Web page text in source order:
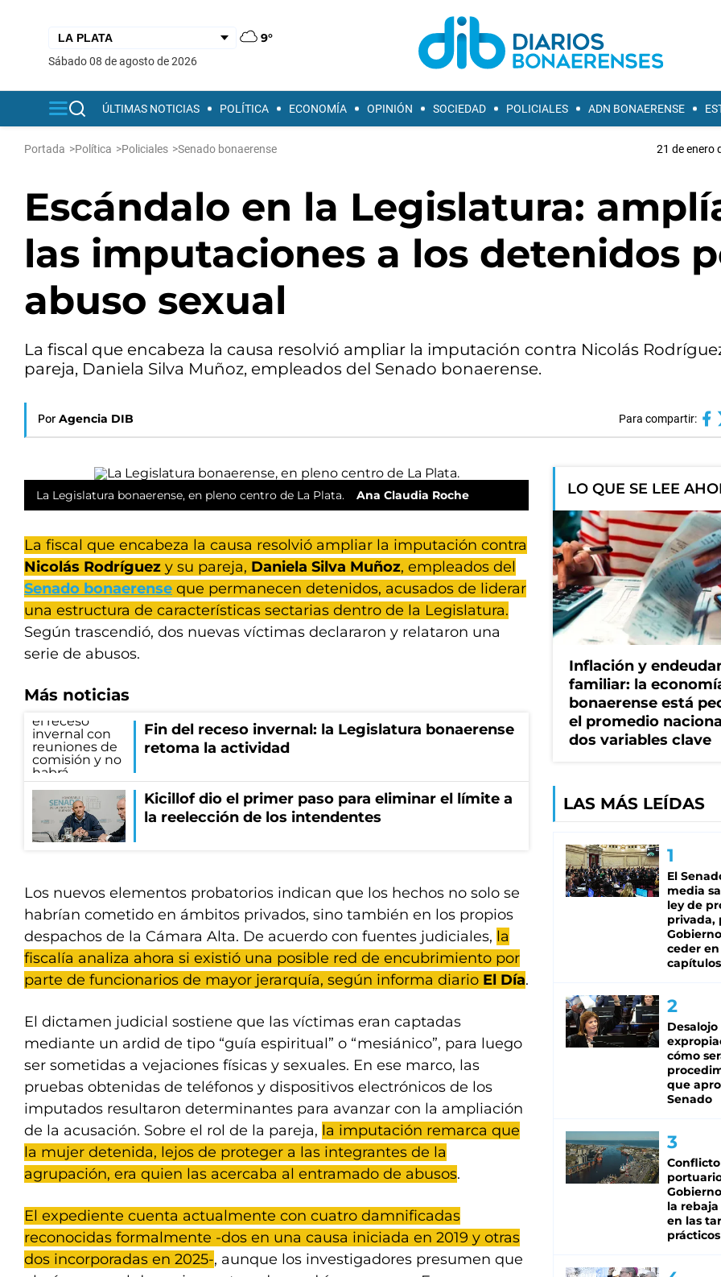
9°
sábado 08 de agosto de 2026
ÚLTIMAS NOTICIAS POLÍTICA ECONOMÍA OPINIÓN SOCIEDAD POLICIALES ADN BONAERENSE
Portada >Política >Policiales >Senado bonaerense 21 de enero
Escándalo en la Legislatura:
las imputaciones a los detenidos
abuso sexual
La fiscal que encabeza la causa resolvió ampliar la imputación contra Nicolás
pareja, Daniela Silva Muñoz, empleados del Senado bonaerense.
Por Agencia DIB Para compartir:
La Legislatura bonaerense, en pleno centro de La Plata. Ana Claudia Roche
La fiscal que encabeza la causa resolvió ampliar la imputación contra
Nicolás Rodríguez y su pareja, Daniela Silva Muñoz, empleados del
Senado bonaerense que permanecen detenidos, acusados de liderar
una estructura de características sectarias dentro de la Legislatura.
Según trascendió, dos nuevas víctimas declararon y relataron una
serie de abusos.
Más noticias
Fin del receso invernal: la Legislatura bonaerense
retoma la actividad
Kicillof dio el primer paso para eliminar el límite a
la reelección de los intendentes
Los nuevos elementos probatorios indican que los hechos no solo se
habrían cometido en ámbitos privados, sino también en los propios
despachos de la Cámara Alta. De acuerdo con fuentes judiciales, la
fiscalía analiza ahora si existió una posible red de encubrimiento por
parte de funcionarios de mayor jerarquía, según informa diario El Día.
El dictamen judicial sostiene que las víctimas eran captadas
mediante un ardid de tipo “guía espiritual” o “mesiánico”, para luego
ser sometidas a vejaciones físicas y sexuales. En ese marco, las
pruebas obtenidas de teléfonos y dispositivos electrónicos de los
imputados resultaron determinantes para avanzar con la ampliación
de la acusación. Sobre el rol de la pareja, la imputación remarca que
la mujer detenida, lejos de proteger a las integrantes de la
agrupación, era quien las acercaba al entramado de abusos.
El expediente cuenta actualmente con cuatro damnificadas
reconocidas formalmente -dos en una causa iniciada en 2019 y otras
dos incorporadas en 2025-, aunque los investigadores presumen que
LO QUE SE LEE
Inflación y
familiar: la
bonaerense está
el promedio
dos variables clave
LAS MÁS LEÍDAS
El
media
ley de
privada,
ceder
capítulos
cómo
que
Senado
Conflicto
la rebaja
en las
prácticos